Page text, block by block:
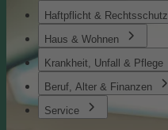
Haftpflicht & Rechtsschutz
Haus & Wohnen
Krankheit, Unfall & Pflege
Beruf, Alter & Finanzen
Service